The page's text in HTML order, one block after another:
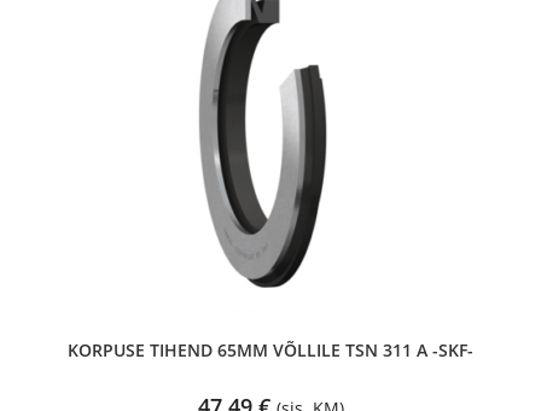
KORPUSE TIHEND 65MM VÕLLILE TSN 311 A -SKF-